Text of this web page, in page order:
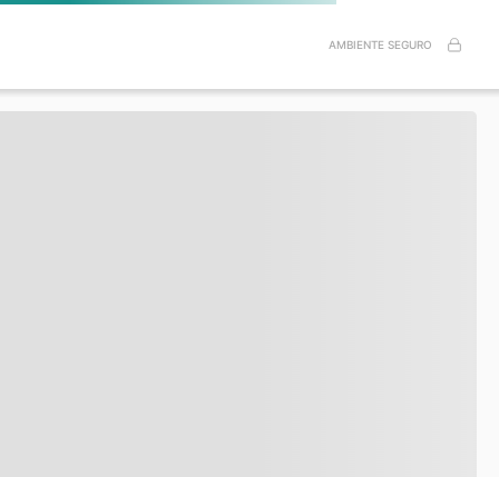
AMBIENTE SEGURO